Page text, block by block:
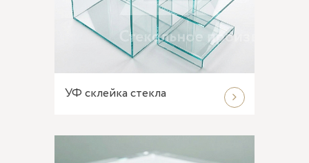
УФ склейка стекла